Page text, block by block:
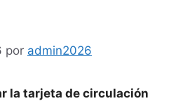
por admin2026
la tarjeta de circulación